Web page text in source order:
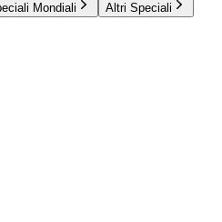
Mondiali Altri Speciali